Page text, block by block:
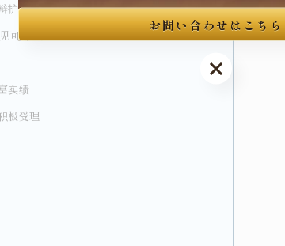
护经验
可对应）
实绩
极受理
お問い合わせはこちら
お問い合わせはこちら